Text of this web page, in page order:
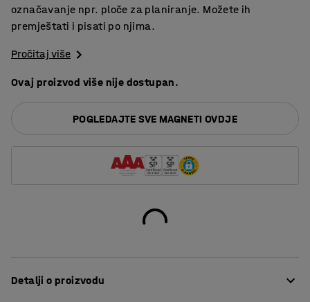
označavanje npr. ploče za planiranje. Možete ih
premještati i pisati po njima.
Pročitaj više
Ovaj proizvod više nije dostupan.
POGLEDAJTE SVE MAGNETI OVDJE
Detalji o proizvodu